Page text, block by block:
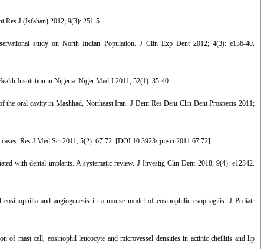
Res J (Isfahan) 2012; 9(3): 251-5.
study on North Indian Population. J Clin Exp Dent 2012; 4(3): e136-40.
Institution in Nigeria. Niger Med J 2011; 52(1): 35-40.
oral cavity in Mashhad, Northeast Iran. J Dent Res Dent Clin Dent Prospects 2011;
Res J Med Sci 2011; 5(2): 67-72. [DOI:10.3923/rjmsci.2011.67.72]
with dental implants. A systematic review. J Investig Clin Dent 2018; 9(4): e12342.
and angiogenesis in a mouse model of eosinophilic esophagitis. J Pediatr
mast cell, eosinophil leucocyte and microvessel densities in actinic cheilitis and lip